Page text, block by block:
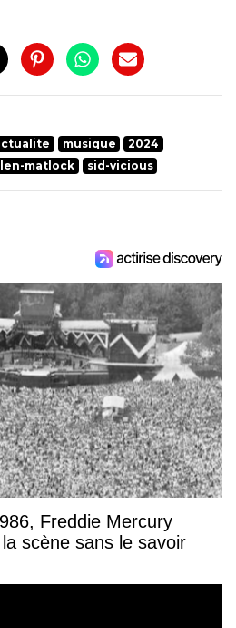
musique
2024
matlock sid-vicious
Freddie Mercury
scène sans le savoir